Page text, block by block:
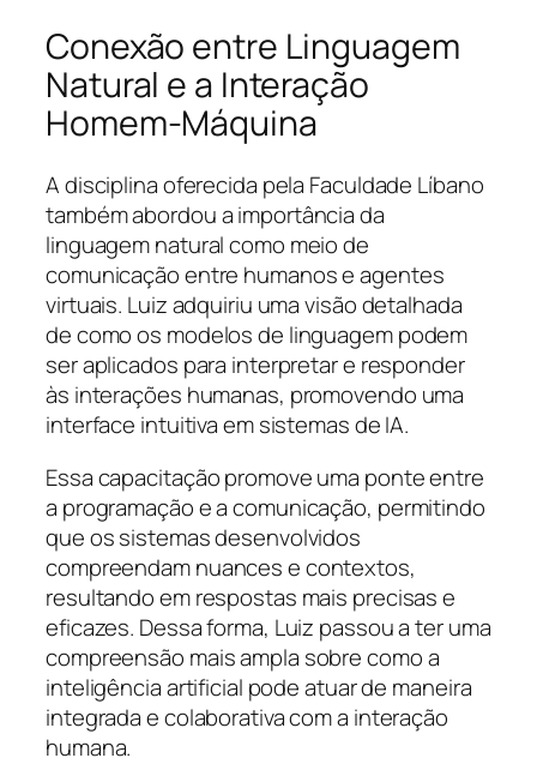
Conexão entre Linguagem
Natural e a Interação
Homem-Máquina
A disciplina oferecida pela Faculdade Líbano
também abordou a importância da
linguagem natural como meio de
comunicação entre humanos e agentes
virtuais. Luiz adquiriu uma visão detalhada
de como os modelos de linguagem podem
ser aplicados para interpretar e responder
às interações humanas, promovendo uma
interface intuitiva em sistemas de IA.
Essa capacitação promove uma ponte entre
a programação e a comunicação, permitindo
que os sistemas desenvolvidos
compreendam nuances e contextos,
resultando em respostas mais precisas e
eficazes. Dessa forma, Luiz passou a ter uma
compreensão mais ampla sobre como a
inteligência artificial pode atuar de maneira
integrada e colaborativa com a interação
humana.